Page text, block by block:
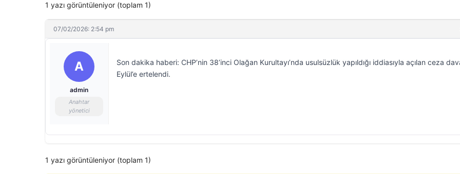
1 yazı görüntüleniyor (toplam 1)
07/02/2026: 2:54 pm
A
admin
Anahtar
yönetici
Son dakika haberi: CHP’nin 38’inci Olağan Kurultayı’nda usulsüzlük yapıldığı iddiasıyla açılan ceza
Eylül’e ertelendi.
1 yazı görüntüleniyor (toplam 1)